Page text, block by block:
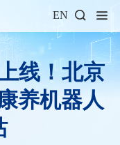
EN
线！北京
养机器人